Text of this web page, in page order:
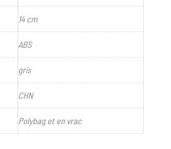
14 cm
ABS
gris
CHN
Polybag et en vrac